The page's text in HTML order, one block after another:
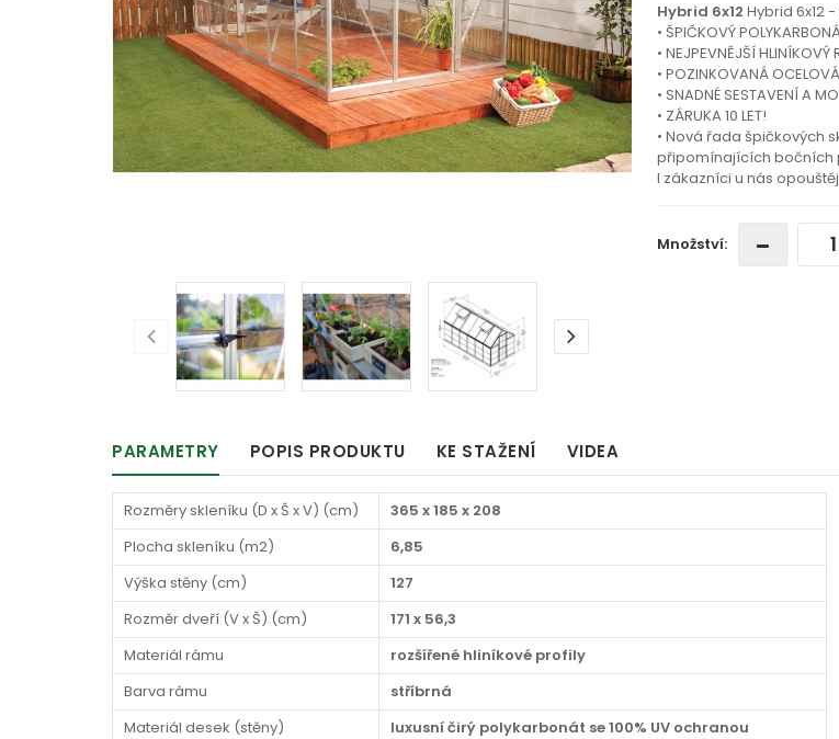
Hybrid 6x12 Hybrid 6x12
• ŠPIČKOVÝ
• NEJPEVNĚJŠÍ HLINÍKOVÝ
• POZINKOVANÁ
• SNADNÉ SESTAVENÍ A
• ZÁRUKA 10 LET!
• Nová řada špičkových
připomínajících bočních
I zákazníci u nás
Množství:
PARAMETRY POPIS PRODUKTU KE STAŽENÍ VIDEA
Rozměry skleníku (D x Š x V) (cm)
365 x 185 x 208
Plocha skleníku (m2)
6,85
Výška stěny (cm)
127
Rozměr dveří (V x Š) (cm)
171 x 56,3
Materiál rámu
rozšířené hliníkové profily
Barva rámu
stříbrná
Materiál desek (stěny)
luxusní čirý polykarbonát se 100% UV ochranou